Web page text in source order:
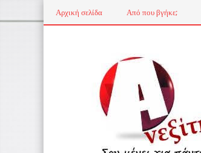
Αρχική σελίδα Από που βγήκε;